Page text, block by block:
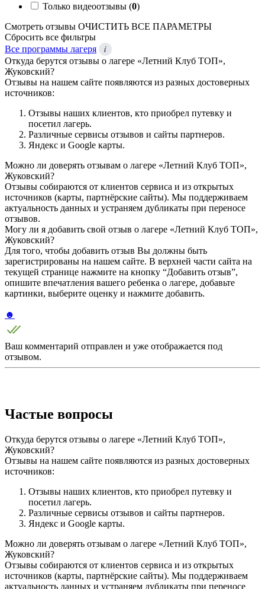
Только видеоотзывы (0)
Смотреть отзывы ОЧИСТИТЬ ВСЕ ПАРАМЕТРЫ
Сбросить все фильтры
Все программы лагеря
i
Откуда берутся отзывы о лагере «Летний Клуб ТОП»,
Жуковский?
Отзывы на нашем сайте появляются из разных достоверных
источников:
Отзывы наших клиентов, кто приобрел путевку и
посетил лагерь.
Различные сервисы отзывов и сайты партнеров.
Яндекс и Google карты.
Можно ли доверять отзывам о лагере «Летний Клуб ТОП»,
Жуковский?
Отзывы собираются от клиентов сервиса и из открытых
источников (карты, партнёрские сайты). Мы поддерживаем
актуальность данных и устраняем дубликаты при переносе
отзывов.
Могу ли я добавить свой отзыв о лагере «Летний Клуб ТОП»,
Жуковский?
Для того, чтобы добавить отзыв Вы должны быть
зарегистрированы на нашем сайте. В верхней части сайта на
текущей странице нажмите на кнопку “Добавить отзыв”,
опишите впечатления вашего ребенка о лагере, добавьте
картинки, выберите оценку и нажмите добавить.
☻
Ваш комментарий отправлен и уже отображается под
отзывом.
Частые вопросы
Откуда берутся отзывы о лагере «Летний Клуб ТОП»,
Жуковский?
Отзывы на нашем сайте появляются из разных достоверных
источников:
Отзывы наших клиентов, кто приобрел путевку и
посетил лагерь.
Различные сервисы отзывов и сайты партнеров.
Яндекс и Google карты.
Можно ли доверять отзывам о лагере «Летний Клуб ТОП»,
Жуковский?
Отзывы собираются от клиентов сервиса и из открытых
источников (карты, партнёрские сайты). Мы поддерживаем
актуальность данных и устраняем дубликаты при переносе